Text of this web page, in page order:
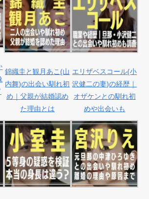
錦織圭と観月あこ(山
内舞)の出会い馴れ初
め｜父親が結婚認め
た理由とは
エリザベスコール(小
沢健二の妻)の経歴｜
オザケンとの馴れ初
めや出会いも